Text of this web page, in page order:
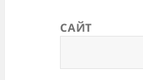
САЙТ